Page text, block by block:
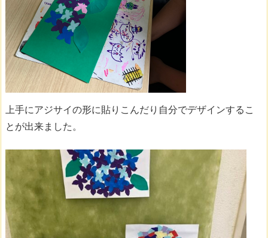
上手にアジサイの形に貼りこんだり自分でデザインするこ
とが出来ました。